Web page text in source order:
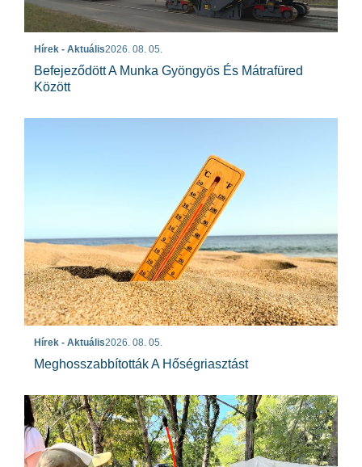
Hírek - Aktuális2026. 08. 05.
Befejeződött A Munka Gyöngyös És Mátrafüred
Között
Hírek - Aktuális2026. 08. 05.
Meghosszabbították A Hőségriasztást